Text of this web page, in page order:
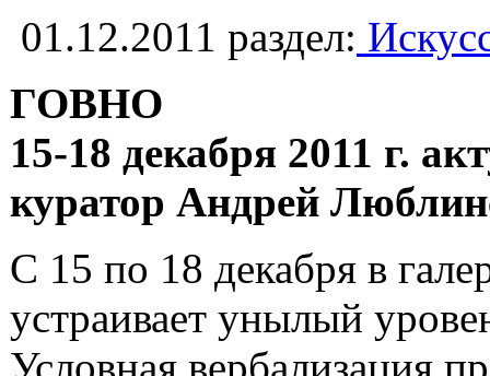
01.12.2011 раздел:
ГОВНО
15-18 декабря 2011 г.
куратор Андрей
С 15 по 18 декабря в
устраивает унылый